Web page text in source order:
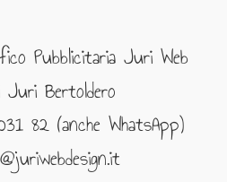
Pubblicitaria Juri Web
Juri Bertoldero
82 (anche WhatsApp)